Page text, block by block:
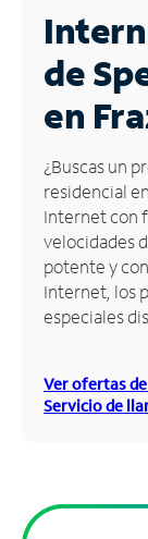
Business
Contáctanos
Inglés
Administrar
cuenta
Encuentra
una
tienda
de
en
¿Buscas un
residencial
Internet con
velocidades
potente y
Internet, los
especiales
Ver ofertas
Servicio de